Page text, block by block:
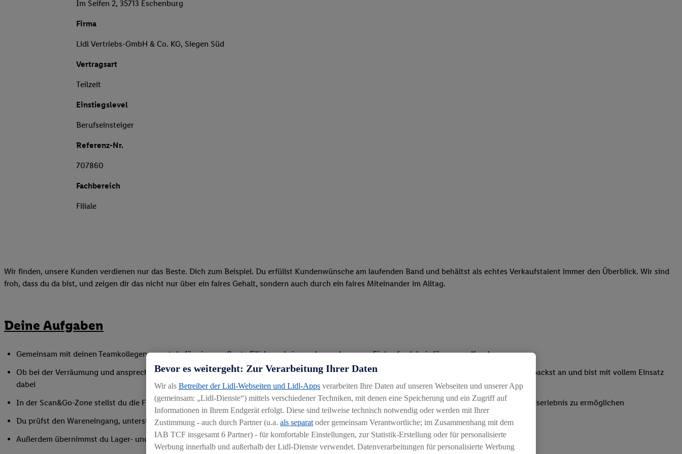
Im Seifen 2, 35713 Eschenburg
Firma
Lidl Vertriebs-GmbH & Co. KG, Siegen Süd
Vertragsart
Teilzeit
Einstiegslevel
Berufseinsteiger
Referenz-Nr.
707860
Fachbereich
Filiale
Wir finden, unsere Kunden verdienen nur das Beste. Dich zum Beispiel. Du erfüllst Kundenwünsche am laufenden Band und behältst als echtes Verkaufstalent immer den Überblick. Wir sind
froh, dass du da bist, und zeigen dir das nicht nur über ein faires Gehalt, sondern auch durch ein faires Miteinander im Alltag.
Deine Aufgaben
Gemeinsam mit deinen Teamkollegen sorgst du für eine gepflegte Filiale und ein rundum gelungenes Einkaufserlebnis für unsere Kunden
Ob bei der Verräumung und ansprechender Präsentation der Ware, beim Backen oder beim Kassieren mit unseren modernen Kassensystemen: Du packst an und bist mit vollem Einsatz
dabei
In der Scan&Go-Zone stellst du die Funktionsfähigkeit sicher, begeisterst Kunden für das System und bietest Hilfestellung, um ein positives Einkaufserlebnis zu ermöglichen
Du prüfst den Wareneingang, unterstützt bei Inventurarbeiten und stehst unseren Kunden mit Rat und Tat zur Verfügung
Außerdem übernimmst du Lager- und Reinigungsarbeiten
Bevor es weitergeht: Zur Verarbeitung Ihrer Daten
Wir als Betreiber der Lidl-Webseiten und Lidl-Apps verarbeiten Ihre Daten auf unseren Webseiten und unserer App
(gemeinsam: „Lidl-Dienste“) mittels verschiedener Techniken, mit denen eine Speicherung und ein Zugriff auf
Informationen in Ihrem Endgerät erfolgt. Diese sind teilweise technisch notwendig oder werden mit Ihrer
Zustimmung - auch durch Partner (u.a. als separat oder gemeinsam Verantwortliche; im Zusammenhang mit dem
IAB TCF insgesamt 6 Partner) - für komfortable Einstellungen, zur Statistik-Erstellung oder für personalisierte
Werbung innerhalb und außerhalb der Lidl-Dienste verwendet. Datenverarbeitungen für personalisierte Werbung